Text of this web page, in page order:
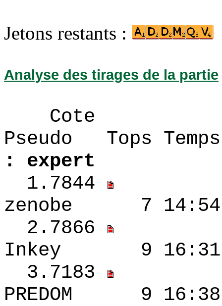
Jetons restants :
Analyse des tirages de la partie
Cote
Pseudo Tops
: expert
1.7844
zenobe 7
2.7866
Inkey 9
3.7183
PREDOM 9